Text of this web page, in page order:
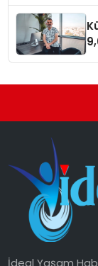
İdeal Yaşam